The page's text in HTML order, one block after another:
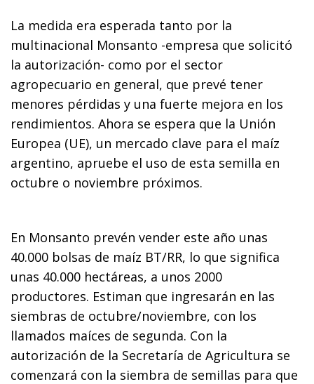
La medida era esperada tanto por la
multinacional Monsanto -empresa que solicitó
la autorización- como por el sector
agropecuario en general, que prevé tener
menores pérdidas y una fuerte mejora en los
rendimientos. Ahora se espera que la Unión
Europea (UE), un mercado clave para el maíz
argentino, apruebe el uso de esta semilla en
octubre o noviembre próximos.
En Monsanto prevén vender este año unas
40.000 bolsas de maíz BT/RR, lo que significa
unas 40.000 hectáreas, a unos 2000
productores. Estiman que ingresarán en las
siembras de octubre/noviembre, con los
llamados maíces de segunda. Con la
autorización de la Secretaría de Agricultura se
comenzará con la siembra de semillas para que